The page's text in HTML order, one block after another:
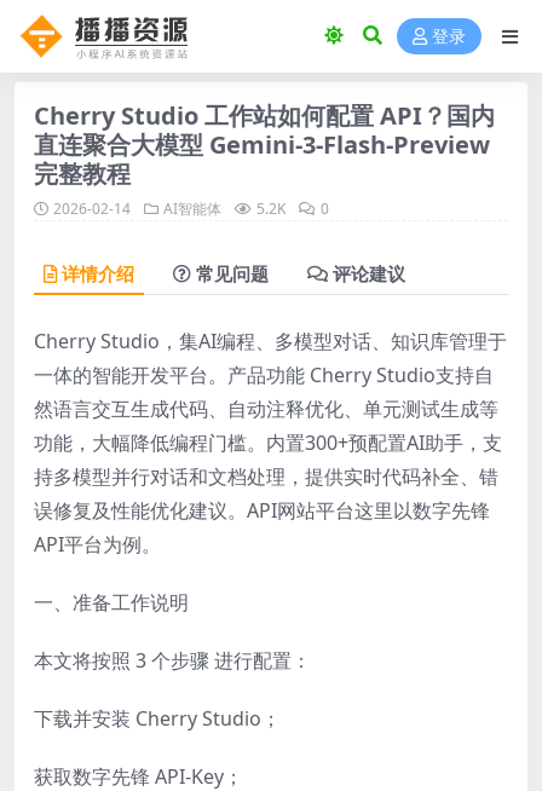
登录
Cherry Studio 工作站如何配置 API？国内
直连聚合大模型 Gemini-3-Flash-Preview
完整教程
2026-02-14 AI智能体 5.2K 0
详情介绍 常见问题 评论建议
Cherry Studio，集AI编程、多模型对话、知识库管理于
一体的智能开发平台。产品功能 Cherry Studio支持自
然语言交互生成代码、自动注释优化、单元测试生成等
功能，大幅降低编程门槛。内置300+预配置AI助手，支
持多模型并行对话和文档处理，提供实时代码补全、错
误修复及性能优化建议。API网站平台这里以数字先锋
API平台为例。
一、准备工作说明
本文将按照 3 个步骤 进行配置：
下载并安装 Cherry Studio；
获取数字先锋 API-Key；